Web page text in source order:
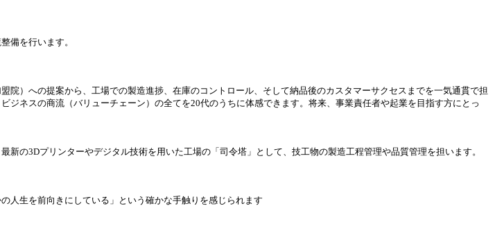
備を行います。
）への提案から、工場での製造進捗、在庫のコントロール、そして納品後のカスタマーサクセスまでを一気通貫で担
ネスの商流（バリューチェーン）の全てを20代のうちに体感できます。将来、事業責任者や起業を目指す方にとっ
の3Dプリンターやデジタル技術を用いた工場の「司令塔」として、技工物の製造工程管理や品質管理を担います。
人生を前向きにしている」という確かな手触りを感じられます